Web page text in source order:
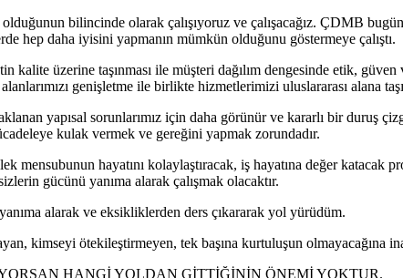
bilincinde olarak çalışıyoruz ve çalışacağız. ÇDMB
hep daha iyisini yapmanın mümkün olduğunu göstermeye çalıştı.
kalite üzerine taşınması ile müşteri dağılım dengesinde etik,
genişletme ile birlikte hizmetlerimizi uluslararası alana
yapısal sorunlarımız için daha görünür ve kararlı bir duruş
kulak vermek ve gereğini yapmak zorundadır.
mensubunun hayatını kolaylaştıracak, iş hayatına değer
gücünü yanıma alarak çalışmak olacaktır.
alarak ve eksikliklerden ders çıkararak yol yürüdüm.
kimseyi ötekileştirmeyen, tek başına kurtuluşun olmayacağına
HANGİ YOLDAN GİTTİĞİNİN ÖNEMİ YOKTUR.